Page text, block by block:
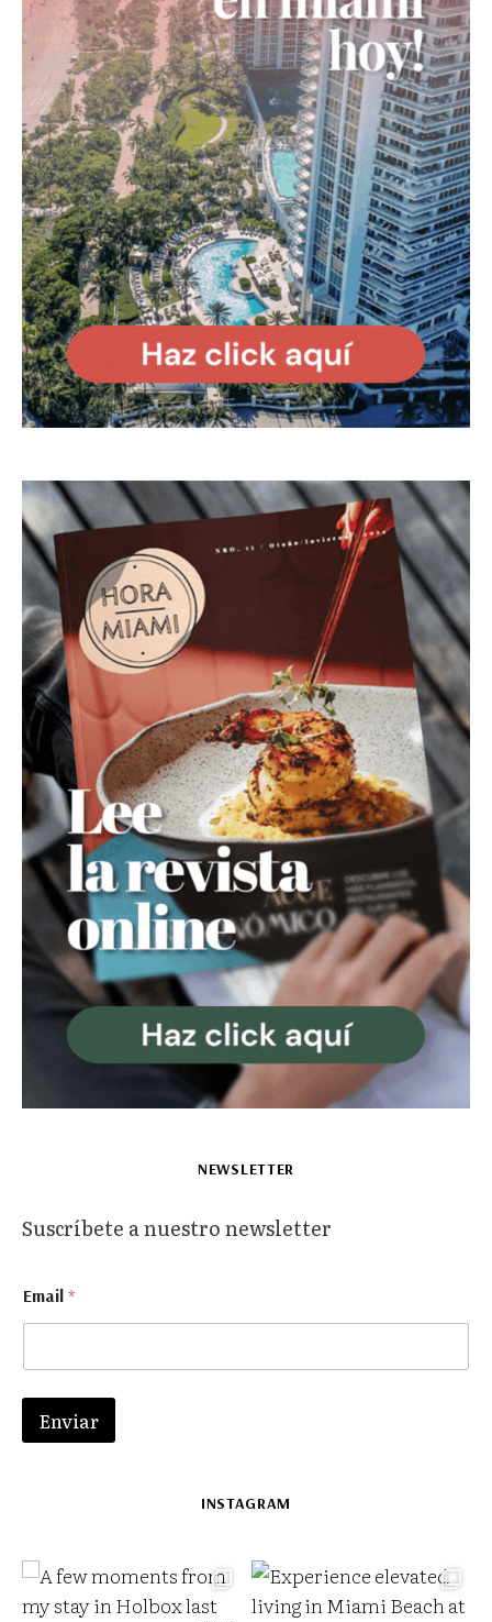
NEWSLETTER
Suscríbete a nuestro newsletter
m
a
l
m
i
l
Email *
Enviar
INSTAGRAM